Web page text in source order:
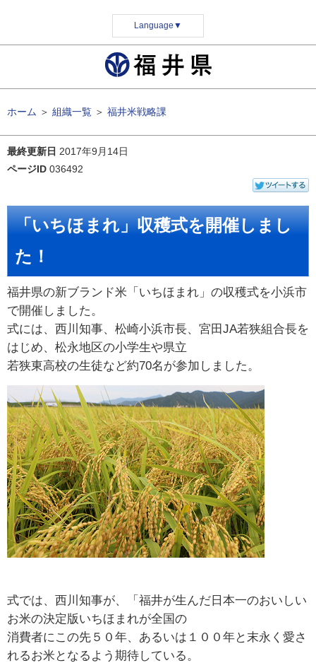
Language ▼
ホーム ＞ 組織一覧 ＞ 福井米戦略課
最終更新日 2017年9月14日
ページID 036492
「いちほまれ」収穫式を開催しまし
た！
福井県の新ブランド米「いちほまれ」の収穫式を小浜市
で開催しました。
式には、西川知事、松崎小浜市長、宮田JA若狭組合長を
はじめ、松永地区の小学生や県立
若狭東高校の生徒など約70名が参加しました。
式では、西川知事が、「福井が生んだ日本一のおいしい
お米の決定版いちほまれが全国の
消費者にこの先５０年、あるいは１００年と末永く愛さ
れるお米となるよう期待している。